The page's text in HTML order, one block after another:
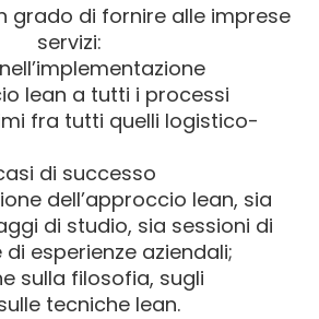
grado di fornire alle imprese
servizi:
lean a tutti i processi
fra tutti quelli logistico-
di successo
dell’approccio lean, sia
di studio, sia sessioni di
esperienze aziendali;
sulla filosofia, sugli
tecniche lean.